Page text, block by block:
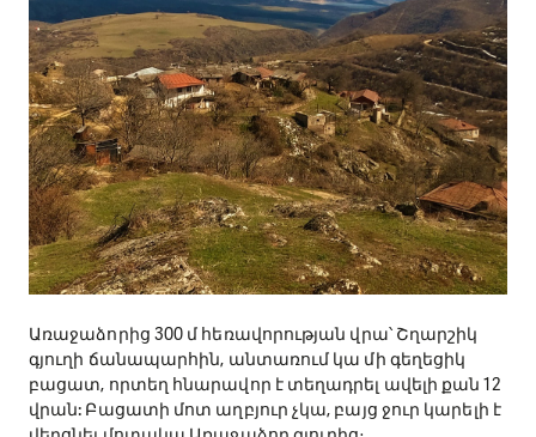
Արահետի հաջորդ գյուղը Առաջաձորն է, այստեղ կա
ԱՐԿ-ի հոսթելը, որը ստեղծվել է ավանդական
գյուղական ամառանոցի հիման վրա: Հոսթելում
կարող են տեղավորվել մինչև 8 զբոսաշրջիկ: Բաց
տարածք կա նաև մի քանի վրանների համար:
Հոսթելում և ճամբարում կարող է տեղավորվել
ընդհանուր առմամբ 18 մարդ: ԱՐԿ-ի Առաջաձորի
հոսթելն ընդունում է միայն զբոսաշրջիկների խմբեր (6
և ավելի հոգանոց)։